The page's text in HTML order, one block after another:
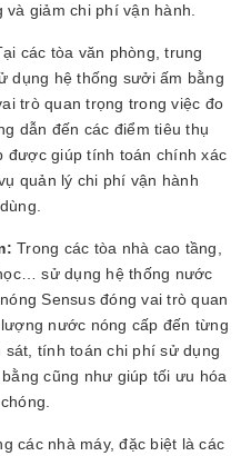
giảm chi phí vận hành.
các tòa văn phòng, trung
dụng hệ thống sưởi ấm bằng
trò quan trọng trong việc đo
dẫn đến các điểm tiêu thụ
được giúp tính toán chính xác
quản lý chi phí vận hành
Trong các tòa nhà cao tầng,
sử dụng hệ thống nước
Sensus đóng vai trò quan
nước nóng cấp đến từng
tính toán chi phí sử dụng
cũng như giúp tối ưu hóa
các nhà máy, đặc biệt là các